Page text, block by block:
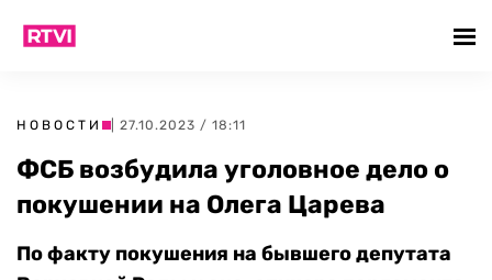
НОВОСТИ | 27.10.2023 / 18:11
ФСБ возбудила уголовное дело о
покушении на Олега Царева
По факту покушения на бывшего депутата